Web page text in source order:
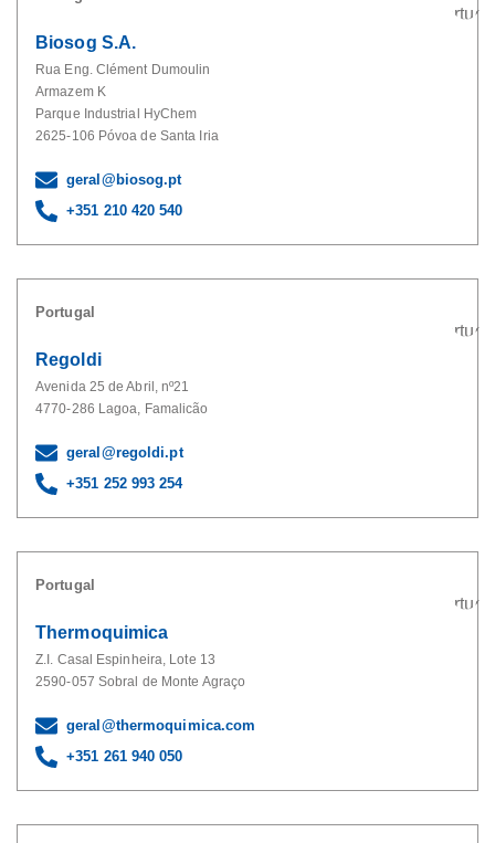
Biosog S.A.
Rua Eng. Clément Dumoulin
Armazem K
Parque Industrial HyChem
2625-106 Póvoa de Santa Iria
geral@biosog.pt
+351 210 420 540
Portugal
Regoldi
Avenida 25 de Abril, nº21
4770-286 Lagoa, Famalicão
geral@regoldi.pt
+351 252 993 254
Portugal
Thermoquimica
Z.I. Casal Espinheira, Lote 13
2590-057 Sobral de Monte Agraço
geral@thermoquimica.com
+351 261 940 050